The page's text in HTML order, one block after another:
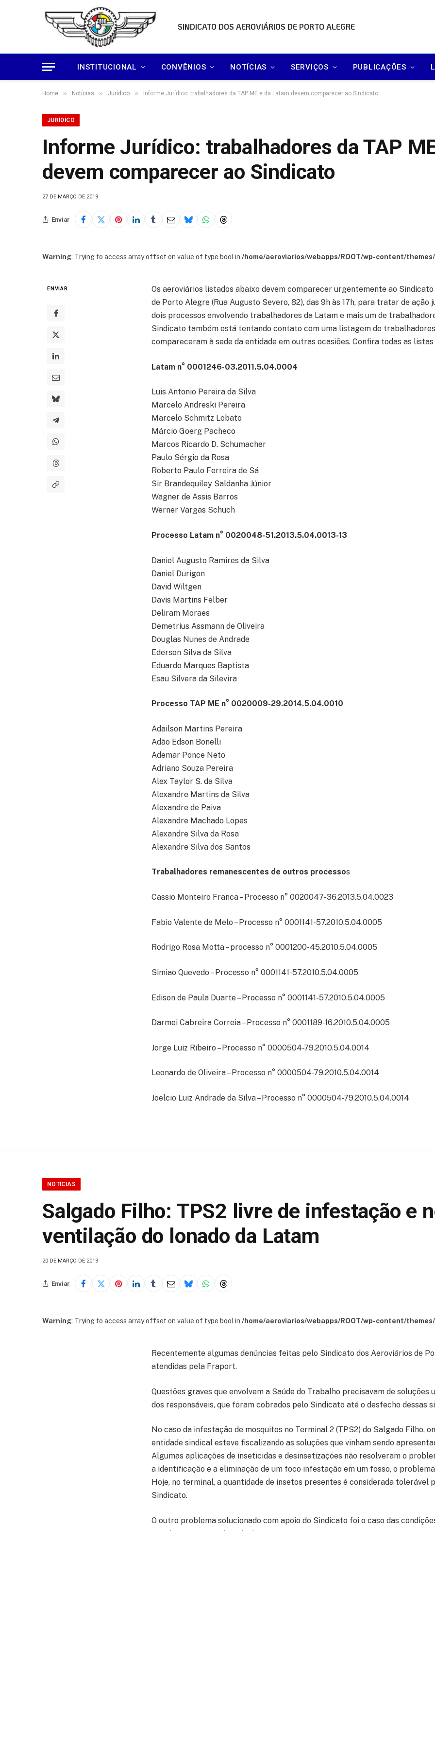
SINDICATO DOS AEROVIÁRIOS DE PORTO ALEGRE
INSTITUCIONAL CONVÊNIOS NOTÍCIAS SERVIÇOS PUBLICAÇÕES
Home » Notícias » Jurídico » Informe Jurídico: trabalhadores da TAP ME e da Latam devem comparecer ao Sindicato
JURÍDICO
Informe Jurídico: trabalhadores da TAP
devem comparecer ao Sindicato
27 DE MARÇO DE 2019
Enviar
Warning: Trying to access array offset on value of type bool in /home/aeroviarios/webapps/ROOT/wp-content/
ENVIAR
Os aeroviários listados abaixo devem comparecer urgentemente ao
de Porto Alegre (Rua Augusto Severo, 82), das 9h às 17h, para tratar de ação
dois processos envolvendo trabalhadores da Latam e mais um de
Sindicato também está tentando contato com uma listagem de
compareceram à sede da entidade em outras ocasiões. Confira todas as listas
Latam n° 0001246-03.2011.5.04.0004
Luis Antonio Pereira da Silva
Marcelo Andreski Pereira
Marcelo Schmitz Lobato
Márcio Goerg Pacheco
Marcos Ricardo D. Schumacher
Paulo Sérgio da Rosa
Roberto Paulo Ferreira de Sá
Sir Brandequiley Saldanha Júnior
Wagner de Assis Barros
Werner Vargas Schuch
Processo Latam n° 0020048-51.2013.5.04.0013-13
Daniel Augusto Ramires da Silva
Daniel Durigon
David Wiltgen
Davis Martins Felber
Deliram Moraes
Demetrius Assmann de Oliveira
Douglas Nunes de Andrade
Ederson Silva da Silva
Eduardo Marques Baptista
Esau Silvera da Silevira
Processo TAP ME n° 0020009-29.2014.5.04.0010
Adailson Martins Pereira
Adão Edson Bonelli
Ademar Ponce Neto
Adriano Souza Pereira
Alex Taylor S. da Silva
Alexandre Martins da Silva
Alexandre de Paiva
Alexandre Machado Lopes
Alexandre Silva da Rosa
Alexandre Silva dos Santos
Trabalhadores remanescentes de outros processos
Cassio Monteiro Franca – Processo n° 0020047-36.2013.5.04.0023
Fabio Valente de Melo – Processo n° 0001141-57.2010.5.04.0005
Rodrigo Rosa Motta – processo n° 0001200-45.2010.5.04.0005
Simiao Quevedo – Processo n° 0001141-57.2010.5.04.0005
Edison de Paula Duarte – Processo n° 0001141-57.2010.5.04.0005
Darmei Cabreira Correia – Processo n° 0001189-16.2010.5.04.0005
Jorge Luiz Ribeiro – Processo n° 0000504-79.2010.5.04.0014
Leonardo de Oliveira – Processo n° 0000504-79.2010.5.04.0014
Joelcio Luiz Andrade da Silva – Processo n° 0000504-79.2010.5.04.0014
NOTÍCIAS
Salgado Filho: TPS2 livre de infestação e
ventilação do lonado da Latam
20 DE MARÇO DE 2019
Enviar
Warning: Trying to access array offset on value of type bool in /home/aeroviarios/webapps/ROOT/wp-content/
Recentemente algumas denúncias feitas pelo Sindicato dos Aeroviários de
atendidas pela Fraport.
Questões graves que envolvem a Saúde do Trabalho precisavam de
dos responsáveis, que foram cobrados pelo Sindicato até o desfecho dessas
No caso da infestação de mosquitos no Terminal 2 (TPS2) do Salgado Filho,
entidade sindical esteve fiscalizando as soluções que vinham sendo
Algumas aplicações de inseticidas e desinsetizações não resolveram o
a identificação e a eliminação de um foco infestação em um fosso, o
Hoje, no terminal, a quantidade de insetos presentes é considerada tolerável
Sindicato.
O outro problema solucionado com apoio do Sindicato foi o caso das
ventilação no setor lonado da Latam. Essa questão se arrastou por muito